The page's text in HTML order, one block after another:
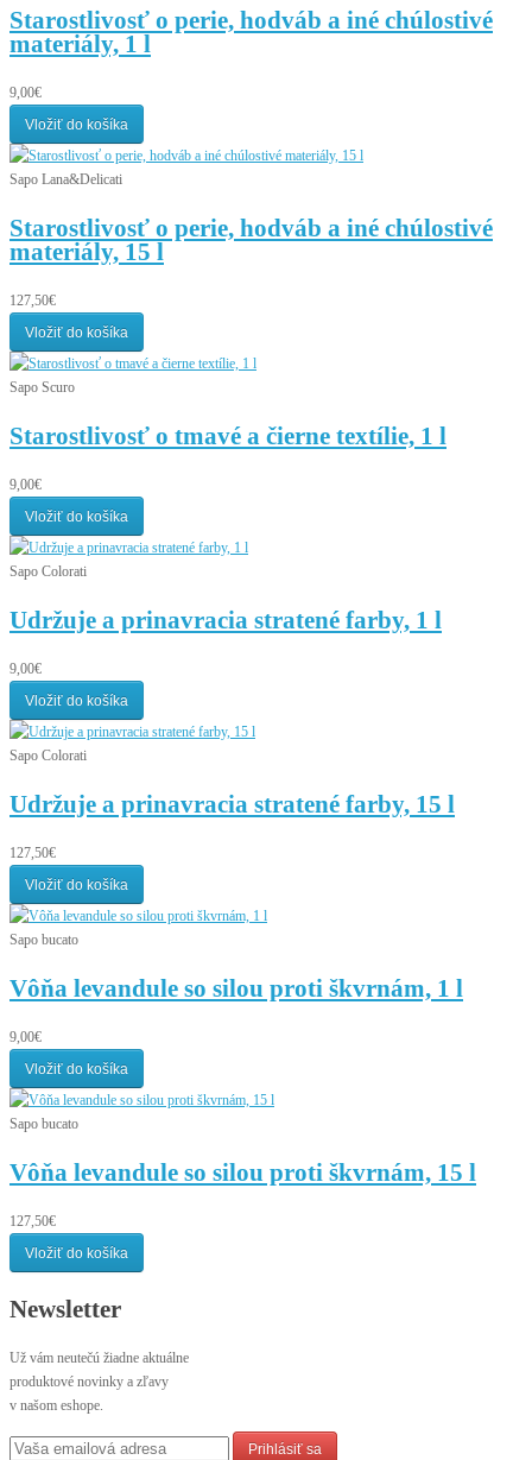
Starostlivosť o perie, hodváb a iné chúlostivé
materiály, 1 l
9,00€
Vložiť do košíka
Sapo Lana&Delicati
Starostlivosť o perie, hodváb a iné chúlostivé
materiály, 15 l
127,50€
Vložiť do košíka
Sapo Scuro
Starostlivosť o tmavé a čierne textílie, 1 l
9,00€
Vložiť do košíka
Sapo Colorati
Udržuje a prinavracia stratené farby, 1 l
9,00€
Vložiť do košíka
Sapo Colorati
Udržuje a prinavracia stratené farby, 15 l
127,50€
Vložiť do košíka
Sapo bucato
Vôňa levandule so silou proti škvrnám, 1 l
9,00€
Vložiť do košíka
Sapo bucato
Vôňa levandule so silou proti škvrnám, 15 l
127,50€
Vložiť do košíka
Newsletter
Už vám neutečú žiadne aktuálne
produktové novinky a zľavy
v našom eshope.
Prihlásiť sa